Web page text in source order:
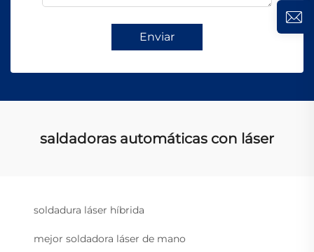
Enviar
saldadoras automáticas con láser
soldadura láser híbrida
mejor soldadora láser de mano